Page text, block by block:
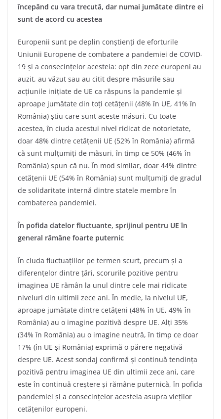
începând cu vara trecută, dar numai jumătate dintre ei
sunt de acord cu acestea
Europenii sunt pe deplin conștienți de eforturile
Uniunii Europene de combatere a pandemiei de COVID-
19 și a consecințelor acesteia: opt din zece europeni au
auzit, au văzut sau au citit despre măsurile sau
acțiunile inițiate de UE ca răspuns la pandemie și
aproape jumătate din toți cetățenii (48% în UE, 41% în
România) știu care sunt aceste măsuri. Cu toate
acestea, în ciuda acestui nivel ridicat de notorietate,
doar 48% dintre cetățenii UE (52% în România) afirmă
că sunt mulțumiți de măsuri, în timp ce 50% (46% în
România) spun că nu. În mod similar, doar 44% dintre
cetățenii UE (54% în România) sunt mulțumiți de gradul
de solidaritate internă dintre statele membre în
combaterea pandemiei.
În pofida datelor fluctuante, sprijinul pentru UE în
general rămâne foarte puternic
În ciuda fluctuațiilor pe termen scurt, precum și a
diferențelor dintre țări, scorurile pozitive pentru
imaginea UE rămân la unul dintre cele mai ridicate
niveluri din ultimii zece ani. În medie, la nivelul UE,
aproape jumătate dintre cetățeni (48% în UE, 49% în
România) au o imagine pozitivă despre UE. Alți 35%
(34% în România) au o imagine neutră, în timp ce doar
17% (în UE și România) exprimă o părere negativă
despre UE. Acest sondaj confirmă și continuă tendința
pozitivă pentru imaginea UE din ultimii zece ani, care
este în continuă creștere și rămâne puternică, în pofida
pandemiei și a consecințelor acesteia asupra vieților
cetățenilor europeni.